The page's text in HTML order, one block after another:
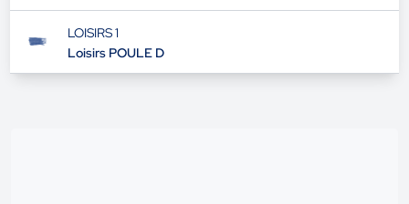
LOISIRS 1
Loisirs POULE D